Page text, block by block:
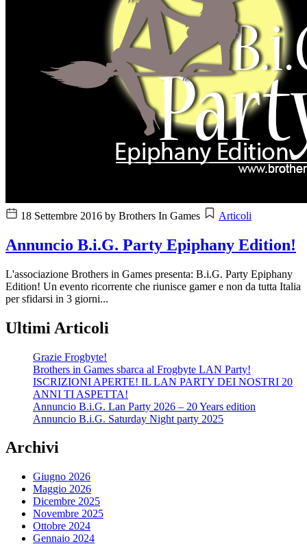
18 Settembre 2016 by Brothers In Games Articoli
Annuncio B.i.G. Party Epiphany Edition!
L'associazione Brothers in Games presenta: B.i.G. Party Epiphany
Edition! Un evento ricorrente che riunisce gamer e non da tutta Italia
per sfidarsi in 3 giorni...
Ultimi Articoli
Grazie Frogbyte!
Brothers in Games sbarca al Frogbyte LAN Party!
ISCRIZIONI APERTE! IL LAN PARTY DEI NOSTRI 20
ANNI TI ASPETTA!
Annuncio B.i.G. Lan Party 2026 – 20 Years edition
Annuncio B.i.G. Saturday Night party 2025
Archivi
Giugno 2026
Maggio 2026
Dicembre 2025
Novembre 2025
Ottobre 2024
Gennaio 2024